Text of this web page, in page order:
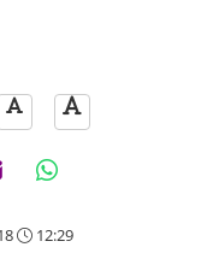
12:29